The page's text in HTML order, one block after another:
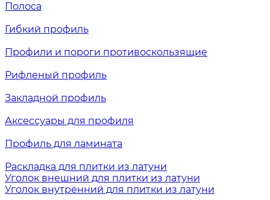
Полоса
Гибкий профиль
Профили и пороги противоскользящие
Рифленый профиль
Закладной профиль
Аксессуары для профиля
Профиль для ламината
Раскладка для плитки из латуни
Уголок внешний для плитки из латуни
Уголок внутренний для плитки из латуни